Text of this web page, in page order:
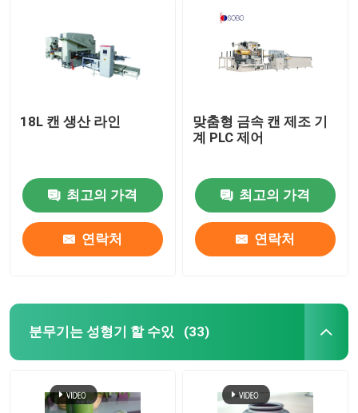
18L 캔 생산 라인
최고의 가격
연락처
맞춤형 금속 캔 제조 기
계 PLC 제어
최고의 가격
연락처
분무기는 성형기 할 수있 (33)